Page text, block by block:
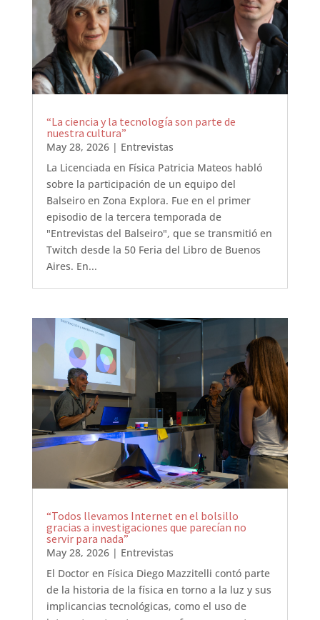
“La ciencia y la tecnología son parte de
nuestra cultura”
May 28, 2026| Entrevistas
La Licenciada en Física Patricia Mateos habló
sobre la participación de un equipo del
Balseiro en Zona Explora. Fue en el primer
episodio de la tercera temporada de
"Entrevistas del Balseiro", que se transmitió en
Twitch desde la 50 Feria del Libro de Buenos
Aires. En...
“Todos llevamos Internet en el bolsillo
gracias a investigaciones que parecían no
servir para nada”
May 28, 2026| Entrevistas
El Doctor en Física Diego Mazzitelli contó parte
de la historia de la física en torno a la luz y sus
implicancias tecnológicas, como el uso de